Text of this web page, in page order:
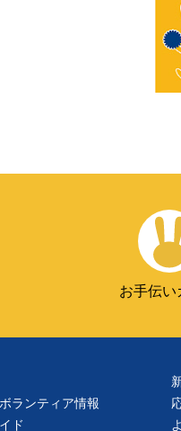
お手伝い
ランティア情報
ド